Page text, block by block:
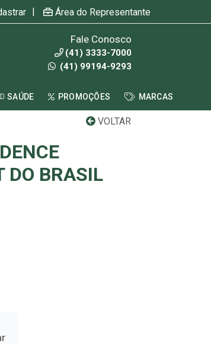
| Área do Representante
Fale Conosco
(41) 3333-7000
(41) 99194-9293
SAÚDE PROMOÇÕES MARCAS
VOLTAR
DO BRASIL